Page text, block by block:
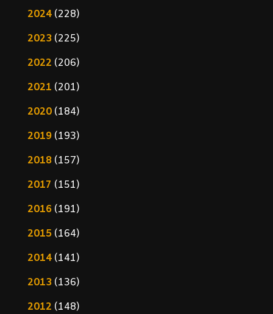
2024(228)
2023(225)
2022 (206)
2021 (201)
2020(184)
2019(193)
2018(157)
2017 (151)
2016(191)
2015(164)
2014(141)
2013(136)
2012 (148)